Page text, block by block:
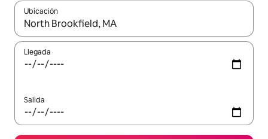
Ubicación
Cuando los resultados estén disponibles, navega con las
Llegada
Salida